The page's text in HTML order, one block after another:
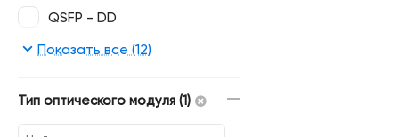
QSFP - DD
CFP2
Показать все (12)
Тип оптического модуля (1)